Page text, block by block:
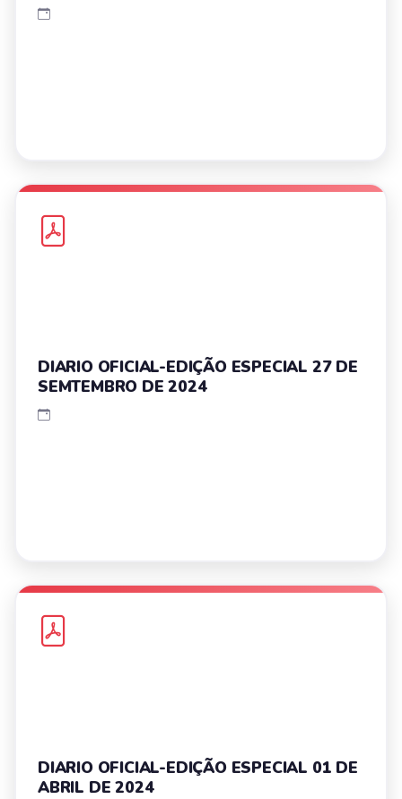
DIARIO OFICIAL-EDIÇÃO ESPECIAL 27 DE
SEMTEMBRO DE 2024
DIARIO OFICIAL-EDIÇÃO ESPECIAL 01 DE
ABRIL DE 2024